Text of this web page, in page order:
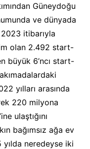
Güneydoğu
ve dünyada
2023 itibarıyla
olan 2.492 start-
büyük 6’ncı start-
yılları arasında
220 milyona
ulaştığını
bağımsız ağa ev
yılda neredeyse iki